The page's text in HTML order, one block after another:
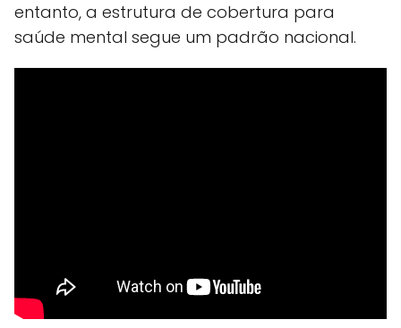
entanto, a estrutura de cobertura para
saúde mental segue um padrão nacional.